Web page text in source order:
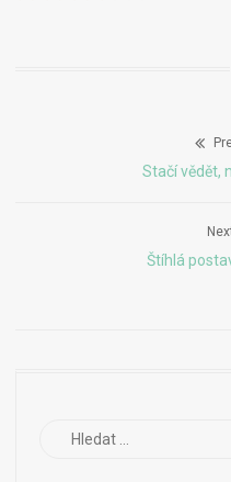
Previous
Stačí vědět,
Next
Štíhlá